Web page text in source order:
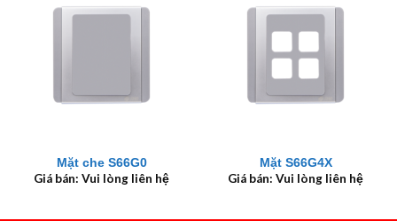
Mặt che S66G0
Giá bán: Vui lòng liên hệ
Mặt S66G4X
Giá bán: Vui lòng liên hệ